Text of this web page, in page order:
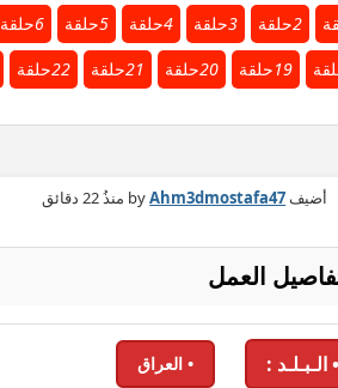
2حلقة 3حلقة 4حلقة 5حلقة 6حلقة
19حلقة 20حلقة 21حلقة 22حلقة
أضيف by Ahm3dmostafa47 منذُ22 دقائق
العمل
الـبـلـد : • العراق